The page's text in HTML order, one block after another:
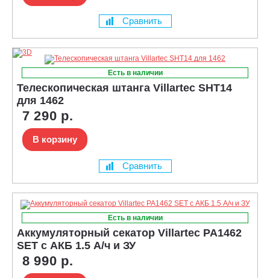
Сравнить
Есть в наличии
Телескопическая штанга Villartec SHT14
для 1462
7 290 р.
В корзину
Сравнить
Есть в наличии
Аккумуляторный секатор Villartec PA1462
SET с АКБ 1.5 А/ч и ЗУ
8 990 р.